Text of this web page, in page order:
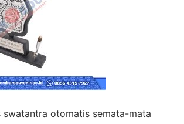
swatantra otomatis semata-mata